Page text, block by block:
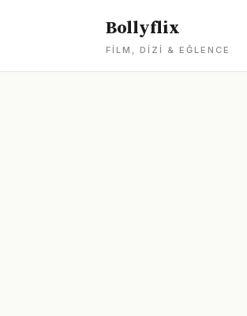
Bollyflix
FILM, DIZI & EĞLENCE